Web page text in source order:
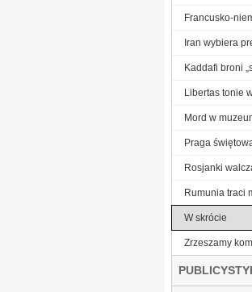
Francusko-
Iran wybiera
Kaddafi broni
Libertas tonie
Mord w
Praga
Rosjanki
Rumunia traci
W skrócie
Zrzeszamy